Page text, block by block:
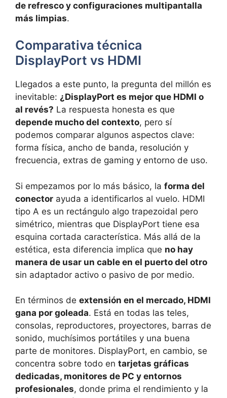
de refresco y configuraciones multipantalla
más limpias.
Comparativa técnica
DisplayPort vs HDMI
Llegados a este punto, la pregunta del millón es
inevitable: ¿DisplayPort es mejor que HDMI o
al revés? La respuesta honesta es que
depende mucho del contexto, pero sí
podemos comparar algunos aspectos clave:
forma física, ancho de banda, resolución y
frecuencia, extras de gaming y entorno de uso.
Si empezamos por lo más básico, la forma del
conector ayuda a identificarlos al vuelo. HDMI
tipo A es un rectángulo algo trapezoidal pero
simétrico, mientras que DisplayPort tiene esa
esquina cortada característica. Más allá de la
estética, esta diferencia implica que no hay
manera de usar un cable en el puerto del otro
sin adaptador activo o pasivo de por medio.
En términos de extensión en el mercado, HDMI
gana por goleada. Está en todas las teles,
consolas, reproductores, proyectores, barras de
sonido, muchísimos portátiles y una buena
parte de monitores. DisplayPort, en cambio, se
concentra sobre todo en tarjetas gráficas
dedicadas, monitores de PC y entornos
profesionales, donde prima el rendimiento y la